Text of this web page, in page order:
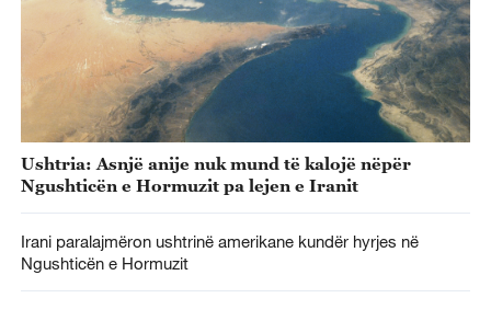
Ushtria: Asnjë anije nuk mund të kalojë nëpër
Ngushticën e Hormuzit pa lejen e Iranit
Irani paralajmëron ushtrinë amerikane kundër hyrjes në
Ngushticën e Hormuzit